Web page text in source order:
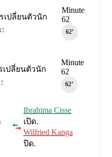
Minute
62
62‎’‎
เปลี่ยนตัวนัก
:
Minute
62
62‎’‎
เปลี่ยนตัวนัก
Ibrahima Cisse
เปิด.
Wilfried Kanga
ปิด.